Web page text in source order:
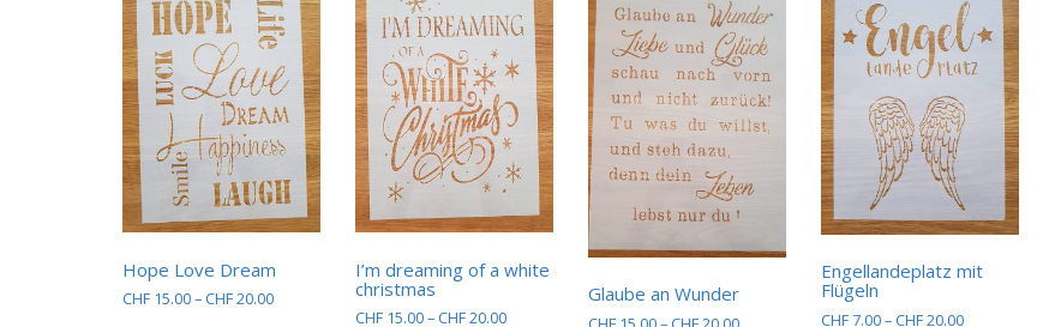
Hope Love Dream
CHF 15.00– CHF20.00Preisspanne:
I’m dreaming of a white
christmas
CHF15.00– CHF20.00Preisspanne:
Glaube an Wunder
Preisspanne:
Engellandeplatz mit
Flügeln
CHF7.00– CHF20.00Preisspanne: